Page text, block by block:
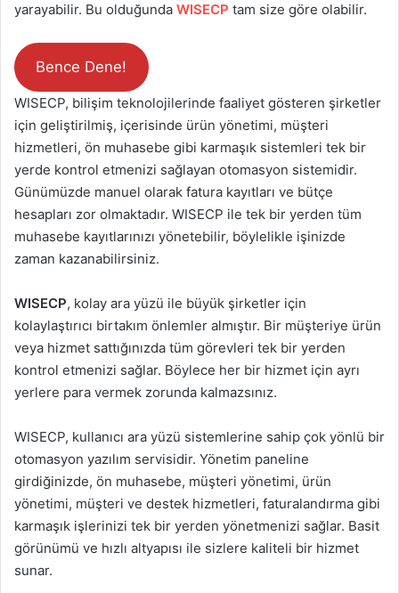
yarayabilir. Bu olduğunda WISECP tam size göre olabilir.
Bence Dene!
WISECP, bilişim teknolojilerinde faaliyet gösteren şirketler
için geliştirilmiş, içerisinde ürün yönetimi, müşteri
hizmetleri, ön muhasebe gibi karmaşık sistemleri tek bir
yerde kontrol etmenizi sağlayan otomasyon sistemidir.
Günümüzde manuel olarak fatura kayıtları ve bütçe
hesapları zor olmaktadır. WISECP ile tek bir yerden tüm
muhasebe kayıtlarınızı yönetebilir, böylelikle işinizde
zaman kazanabilirsiniz.
WISECP, kolay ara yüzü ile büyük şirketler için
kolaylaştırıcı birtakım önlemler almıştır. Bir müşteriye ürün
veya hizmet sattığınızda tüm görevleri tek bir yerden
kontrol etmenizi sağlar. Böylece her bir hizmet için ayrı
yerlere para vermek zorunda kalmazsınız.
WISECP, kullanıcı ara yüzü sistemlerine sahip çok yönlü bir
otomasyon yazılım servisidir. Yönetim paneline
girdiğinizde, ön muhasebe, müşteri yönetimi, ürün
yönetimi, müşteri ve destek hizmetleri, faturalandırma gibi
karmaşık işlerinizi tek bir yerden yönetmenizi sağlar. Basit
görünümü ve hızlı altyapısı ile sizlere kaliteli bir hizmet
sunar.